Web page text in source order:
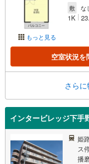
もっと見る
敷
な
1K
空室状況を
さらに
インタービレッジ下手
姫
ス
播